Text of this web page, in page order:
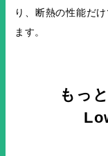
り、断熱の性能だ
ます。
もっ